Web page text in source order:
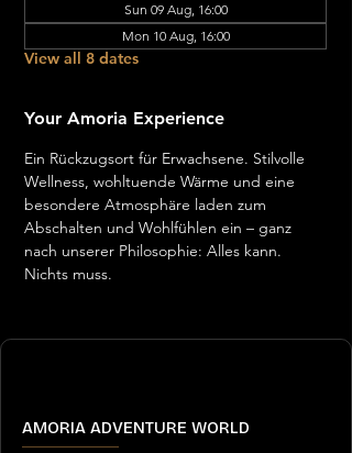
Sun 09 Aug, 16:00
Mon 10 Aug, 16:00
View all 8 dates
Your Amoria Experience
Ein Rückzugsort für Erwachsene. Stilvolle
Wellness, wohltuende Wärme und eine
besondere Atmosphäre laden zum
Abschalten und Wohlfühlen ein – ganz
nach unserer Philosophie: Alles kann.
Nichts muss.
AMORIA ADVENTURE WORLD